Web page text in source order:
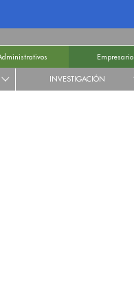
Empresario
INVESTIGACIÓN